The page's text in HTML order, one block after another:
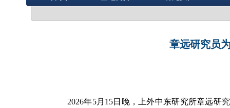
章远研究员
2026年5月 15日晚，上外中东研究所章远研